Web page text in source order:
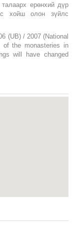
ерөнхий дүр
хойш олон зүйлс
(UB) / 2007 (National
the monasteries in
will have changed